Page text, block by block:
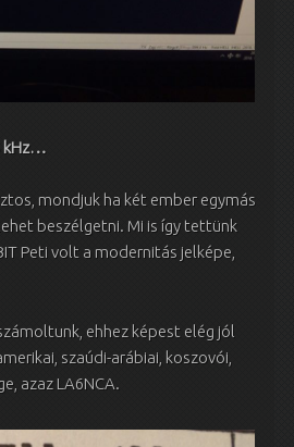
kHz…
mondjuk ha két ember egymás
beszélgetni. Mi is így tettünk
Peti volt a modernitás jelképe,
ehhez képest elég jól
szaúdi-arábiai, koszovói,
azaz LA6NCA.